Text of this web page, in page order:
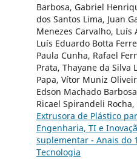
Barbosa, Gabriel
dos Santos Lima, Juan
Menezes Carvalho,
Luís Eduardo Botta
Paula Cunha, Rafael
Prata, Thayane da Silva
Papa, Vítor Muniz
Edson Machado
Ricael Spirandeli
Extrusora de Plástico
Engenharia, TI e
suplementar - Anais do
Tecnologia